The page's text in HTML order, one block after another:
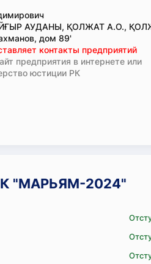
АУДАНЫ, ҚОЛЖАТ А.О.,
дом 89'
контакты предприятий
предприятия в интернете или
юстиции РК
"МАРЬЯМ-2024"